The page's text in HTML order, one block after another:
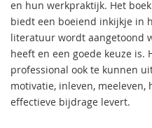
en hun werkpraktijk. Het
biedt een boeiend inkijkje in
literatuur wordt aangetoond
heeft en een goede keuze is.
professional ook te kunnen
motivatie, inleven,
effectieve bijdrage levert.